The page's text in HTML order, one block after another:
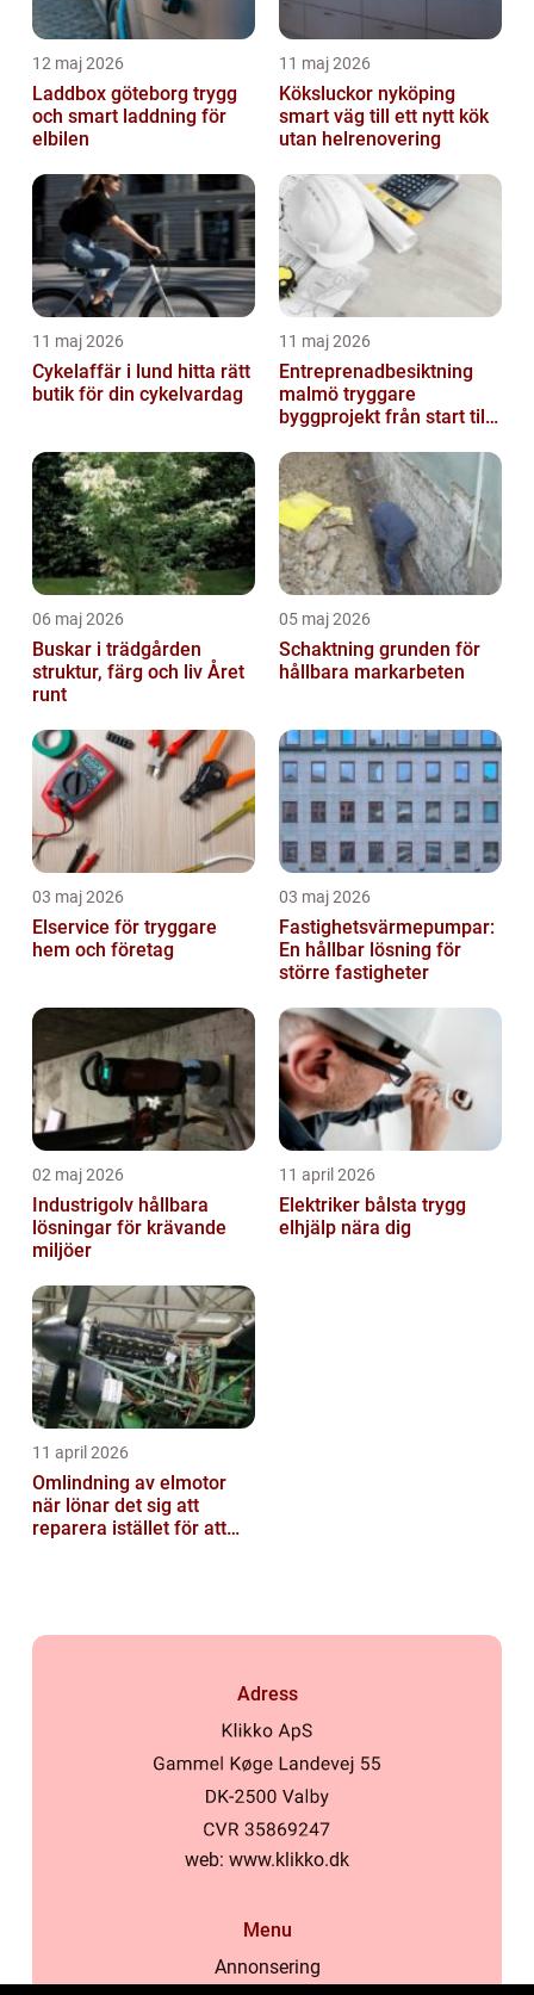
12 maj 2026
Laddbox göteborg trygg
och smart laddning för
elbilen
11 maj 2026
Köksluckor nyköping
smart väg till ett nytt kök
utan helrenovering
11 maj 2026
Cykelaffär i lund hitta rätt
butik för din cykelvardag
11 maj 2026
Entreprenadbesiktning
malmö tryggare
byggprojekt från start till
06 maj 2026
Buskar i trädgården
struktur, färg och liv Året
runt
05 maj 2026
Schaktning grunden för
hållbara markarbeten
03 maj 2026
Elservice för tryggare
hem och företag
03 maj 2026
Fastighetsvärmepumpar:
En hållbar lösning för
större fastigheter
02 maj 2026
Industrigolv hållbara
lösningar för krävande
miljöer
11 april 2026
Elektriker bålsta trygg
elhjälp nära dig
11 april 2026
Omlindning av elmotor
när lönar det sig att
reparera istället för att
Adress
web: www.klikko.dk
Menu
Annonsering